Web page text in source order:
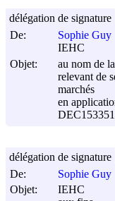
De:
Sophie Guy
IEHC
Objet:
au nom de
relevant de
marchés
en
délégation de signature
De:
Sophie Guy
Objet:
IEHC
délégation de signature